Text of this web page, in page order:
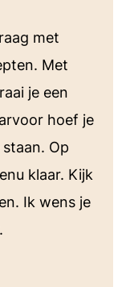
met
Met
je een
hoef je
Op
klaar. Kijk
Ik wens je